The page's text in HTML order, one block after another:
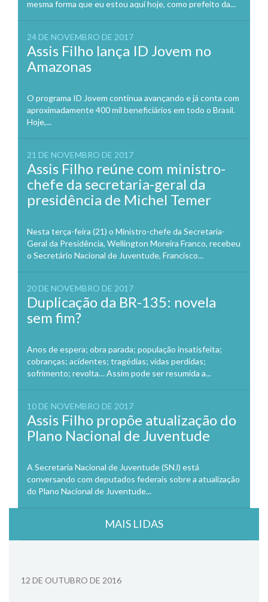
mesma forma que eu estou aqui hoje, como prefeito da...
24 DE NOVEMBRO DE 2017
Assis Filho lança ID Jovem no
Amazonas
O programa ID Jovem continua avançando e já conta com
aproximadamente 400 mil beneficiários em todo o Brasil.
Hoje,...
21 DE NOVEMBRO DE 2017
Assis Filho reúne com ministro-
chefe da secretaria-geral da
presidência de Michel Temer
Nesta terça-feira (21) o Ministro-chefe da Secretaria-
Geral da Presidência, Wellington Moreira Franco, recebeu
o Secretário Nacional de Juventude, Francisco...
20 DE NOVEMBRO DE 2017
Duplicação da BR-135: novela
sem fim?
Anos de espera; obra parada; população insatisfeita;
cobranças; acidentes; tragédias; vidas perdidas;
sofrimento; revolta… Assim pode ser resumida a...
10 DE NOVEMBRO DE 2017
Assis Filho propõe atualização do
Plano Nacional de Juventude
A Secretaria Nacional de Juventude (SNJ) está
conversando com deputados federais sobre a atualização
do Plano Nacional de Juventude...
MAIS LIDAS
12 DE OUTUBRO DE 2016